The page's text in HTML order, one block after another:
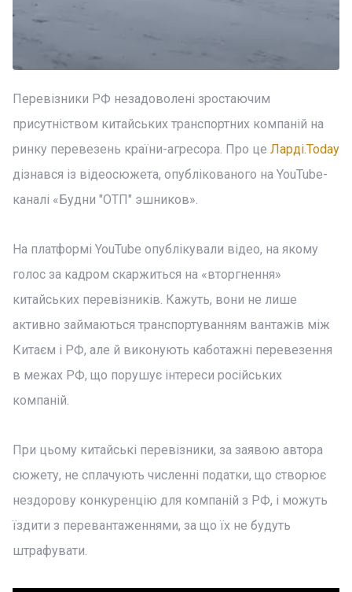
Перевізники РФ незадоволені зростаючим
присутніством китайських транспортних компаній на
ринку перевезень країни-агресора. Про це Ларді.Today
дізнався із відеосюжета, опублікованого на YouTube-
каналі «Будни "ОТП" эшников».
На платформі YouTube опублікували відео, на якому
голос за кадром скаржиться на «вторгнення»
китайських перевізників. Кажуть, вони не лише
активно займаються транспортуванням вантажів між
Китаєм і РФ, але й виконують каботажні перевезення
в межах РФ, що порушує інтереси російських
компаній.
При цьому китайські перевізники, за заявою автора
сюжету, не сплачують численні податки, що створює
нездорову конкуренцію для компаній з РФ, і можуть
їздити з перевантаженнями, за що їх не будуть
штрафувати.